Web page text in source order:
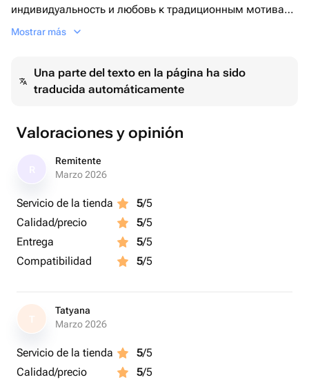
индивидуальность и любовь к традиционным мотивам
в современном стиле
Mostrar más
Una parte del texto en la página ha sido
traducida automáticamente
Valoraciones y opinión
Remitente
Marzo 2026
Servicio de la tienda 5/5
Calidad/precio
5/5
Entrega
5/5
Compatibilidad
5/5
T
Tatyana
Marzo 2026
Servicio de la tienda 5/5
Calidad/precio
5/5